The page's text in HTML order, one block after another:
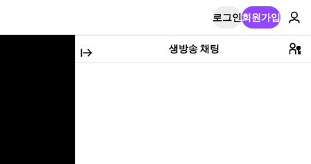
로그인회원가입
생방송 채팅